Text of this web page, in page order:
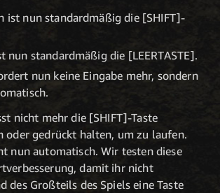
ist nun standardmäßig die [SHIFT]-
nun standardmäßig die [LEERTASTE].
nun keine Eingabe mehr, sondern
nicht mehr die [SHIFT]-Taste
oder gedrückt halten, um zu laufen.
nun automatisch. Wir testen diese
damit ihr nicht
des Großteils des Spiels eine Taste